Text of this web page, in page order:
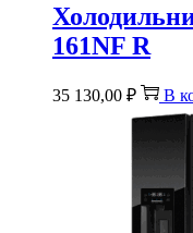
161NF R
35 130,00 ₽ В